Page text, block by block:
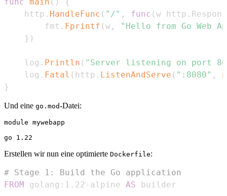
	http
. HandleFunc ( "/" , func (w http .
		fmt
. Fprintf (w ,
"Hello from Go Web
} )
	log
. Println ( "Server listening on port
	log
. Fatal ( http . ListenAndServe ( ":8080" ,
}
Und eine go.mod-Datei:
module mywebapp
Erstellen wir nun eine optimierte Dockerfile:
# Stage 1: Build the Go application
FROM
golang:1.22-alpine AS builder